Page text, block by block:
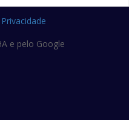
e pelo Google